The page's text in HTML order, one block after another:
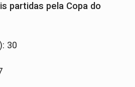
partidas pela Copa do
30